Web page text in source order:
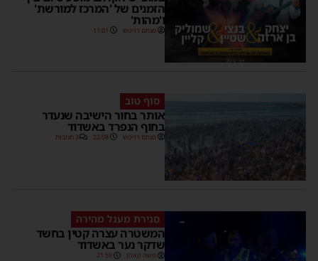
הזמנים של 'המרכז למורשת'
ו'מהות'
מנחם דויטש 11:01
סוף טוב
אותר בחור הישיבה שנעדר
בחוף הנפרד באשדוד
מנחם דויטש 22:08 3 תגובות
סגירת מעגל מהירה
המשטרה עצרה קטין בחשד
שדקר נער באשדוד
משה קאהן 21:59